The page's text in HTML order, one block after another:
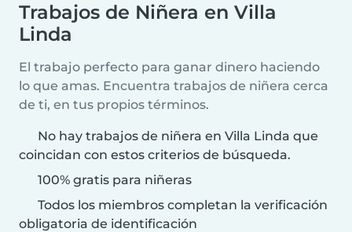
Trabajos de Niñera en Villa
Linda
El trabajo perfecto para ganar dinero haciendo
lo que amas. Encuentra trabajos de niñera cerca
de ti, en tus propios términos.
No hay trabajos de niñera en Villa Linda que
coincidan con estos criterios de búsqueda.
100% gratis para niñeras
Todos los miembros completan la verificación
obligatoria de identificación